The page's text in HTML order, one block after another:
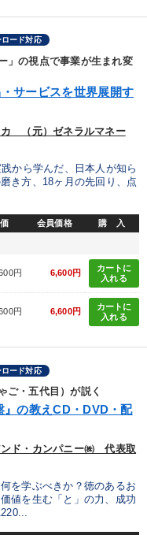
ロード対応
」の視点で事業が生まれ変
サービスを世界展開す
カ （元）ゼネラルマネー
から学んだ、日本人が知ら
き方、18ヶ月の先回り、点
会員価格 購 入
円 6,600円
カートに
入れる
円 6,600円
カートに
入れる
ロード対応
ご・五代目）が説く
』の教えCD・DVD・配
ド・カンパニー㈱ 代表取
を学ぶべきか？徳のあるお
値を生む「と」の力、成功